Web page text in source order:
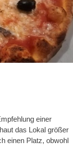
einer
das Lokal größer
einen Platz, obwohl